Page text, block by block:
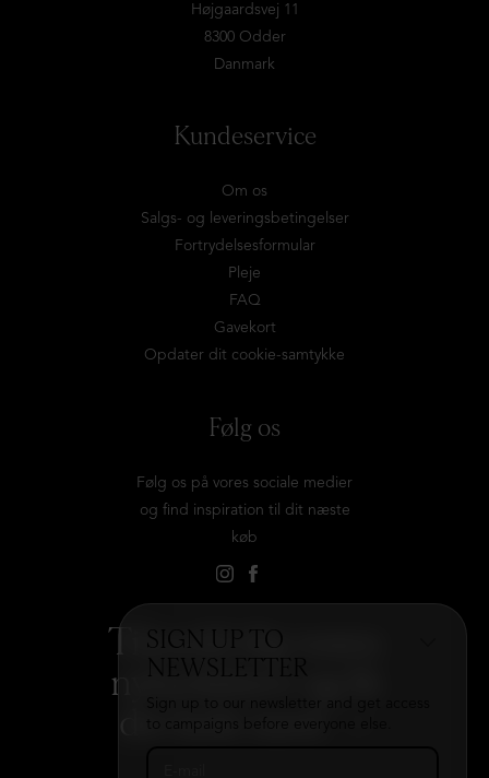
SIGN UP TO
Højgaardsvej 11
8300 Odder
Danmark
Kundeservice
Om os
Salgs- og leveringsbetingelser
Fortrydelsesformular
Pleje
FAQ
Gavekort
Opdater dit cookie-samtykke
Følg os
Følg os på vores sociale medier
og find inspiration til dit næste
køb
Tilmeld dig vores
nyhedsbrev og få